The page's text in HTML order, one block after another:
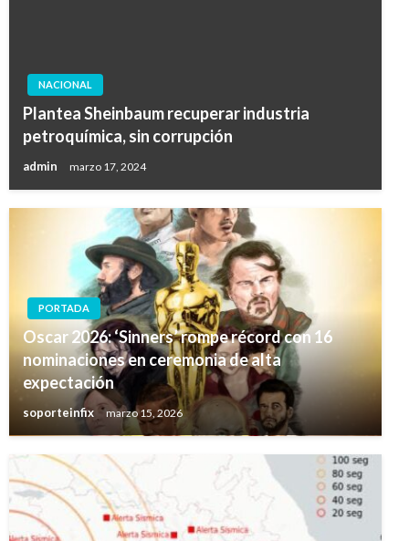
NACIONAL
Plantea Sheinbaum recuperar industria
petroquímica, sin corrupción
admin marzo 17, 2024
PORTADA
Oscar 2026: ‘Sinners’ rompe récord con 16
nominaciones en ceremonia de alta
expectación
soporteinfix marzo 15, 2026